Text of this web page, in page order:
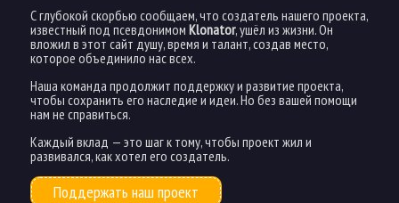
С глубокой скорбью сообщаем, что создатель нашего проекта,
известный под псевдонимом Klonator, ушёл из жизни. Он
вложил в этот сайт душу, время и талант, создав место,
которое объединило нас всех.
Наша команда продолжит поддержку и развитие проекта,
чтобы сохранить его наследие и идеи. Но без вашей помощи
нам не справиться.
Каждый вклад — это шаг к тому, чтобы проект жил и
развивался, как хотел его создатель.
Поддержать наш проект